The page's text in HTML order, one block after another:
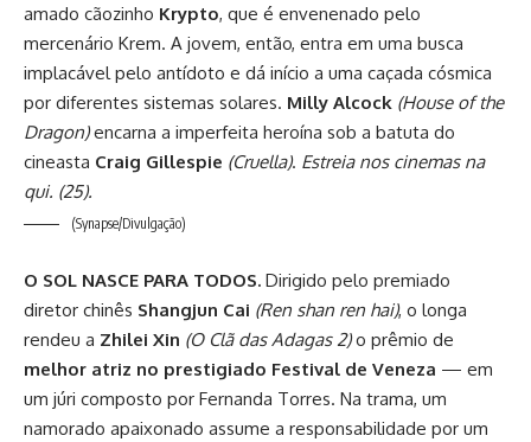
amado cãozinho Krypto, que é envenenado pelo
mercenário Krem. A jovem, então, entra em uma busca
implacável pelo antídoto e dá início a uma caçada cósmica
por diferentes sistemas solares. Milly Alcock (House of the
Dragon)encarna a imperfeita heroína sob a batuta do
cineasta Craig Gillespie (Cruella). Estreia nos cinemas na
qui. (25).
(Synapse/Divulgação)
O SOL NASCE PARA TODOS. Dirigido pelo premiado
diretor chinês Shangjun Cai (Ren shan ren hai), o longa
rendeu a Zhilei Xin (O Clã das Adagas 2)o prêmio de
melhor atriz no prestigiado Festival de Veneza — em
um júri composto por Fernanda Torres. Na trama, um
namorado apaixonado assume a responsabilidade por um